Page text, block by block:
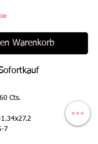
Warenkorb
Cts.
7